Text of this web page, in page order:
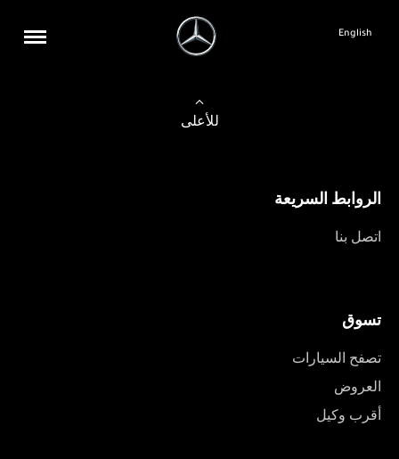
English
للأعلى
الروابط السريعة
اتصل بنا
تسوق
تصفح السيارات
العروض
أقرب وكيل